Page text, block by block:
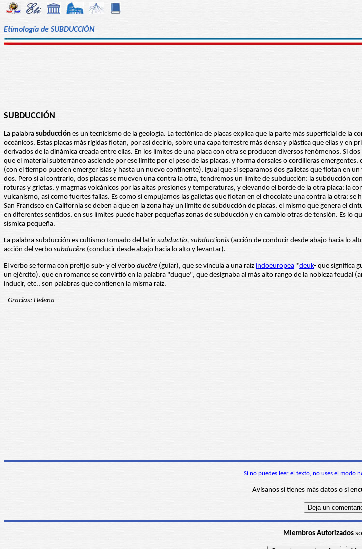
Etimología de SUBDUCCIÓN
SUBDUCCIÓN
La palabra subducción es un tecnicismo de la geología. La tectónica de placas explica que la parte más superficial de
oceánicos. Estas placas más rígidas flotan, por así decirlo, sobre una capa terrestre más densa y plástica que ellas y
derivados de la dinámica creada entre ellas. En los límites de una placa con otra se producen diversos fenómenos. Si
que el material subterráneo asciende por ese límite por el peso de las placas, y forma dorsales o cordilleras
(con el tiempo pueden emerger islas y hasta un nuevo continente), igual que si separamos dos galletas que flotan en
dos. Pero si al contrario, dos placas se mueven una contra la otra, tendremos un límite de subducción: la subducción
roturas y grietas, y magmas volcánicos por las altas presiones y temperaturas, y elevando el borde de la otra placa: la
vulcanismo, así como fuertes fallas. Es como si empujamos las galletas que flotan en el chocolate una contra la otra:
San Francisco en California se deben a que en la zona hay un límite de subducción de placas, el mismo que genera el
en diferentes sentidos, en sus límites puede haber pequeñas zonas de subducción y en cambio otras de tensión. Es lo
sísmica pequeña.
La palabra subducción es cultismo tomado del latín subductio, subductionis (acción de conducir desde abajo hacia lo
acción del verbo subducĕre (conducir desde abajo hacia lo alto y levantar).
El verbo se forma con prefijo sub- y el verbo ducĕre (guiar), que se vincula a una raíz indoeuropea *deuk- que significa
un ejército), que en romance se convirtió en la palabra "duque", que designaba al más alto rango de la nobleza feudal
inducir, etc., son palabras que contienen la misma raíz.
- Gracias: Helena
Si no puedes leer el texto, no uses el modo
Avísanos si tienes más datos o si
Miembros Autorizados